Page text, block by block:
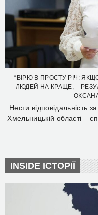
“ВІРЮ В ПРОСТУ РІЧ:
ЛЮДЕЙ НА КРАЩЕ, –
Нести відповідальність
Хмельницькій області –
INSIDE ІСТОРІЇ